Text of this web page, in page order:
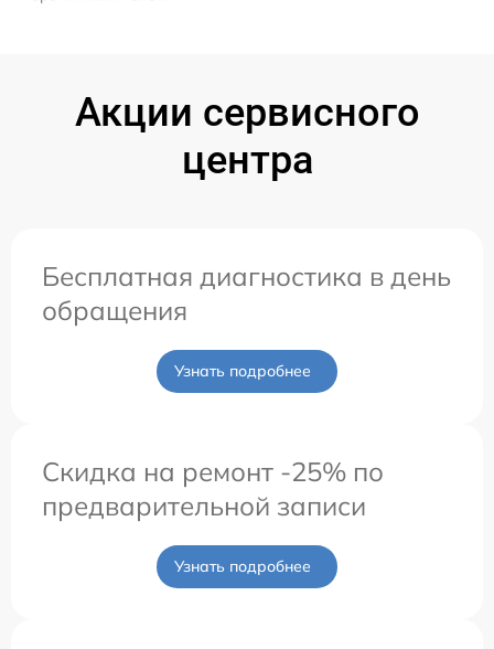
Акции сервисного
центра
Бесплатная диагностика в день
обращения
Узнать подробнее
Скидка на ремонт -25% по
предварительной записи
Узнать подробнее